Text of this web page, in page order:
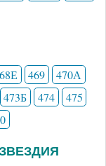
469
470А
473Б 474
475